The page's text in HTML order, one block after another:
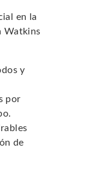
en la
Watkins
y
por
de